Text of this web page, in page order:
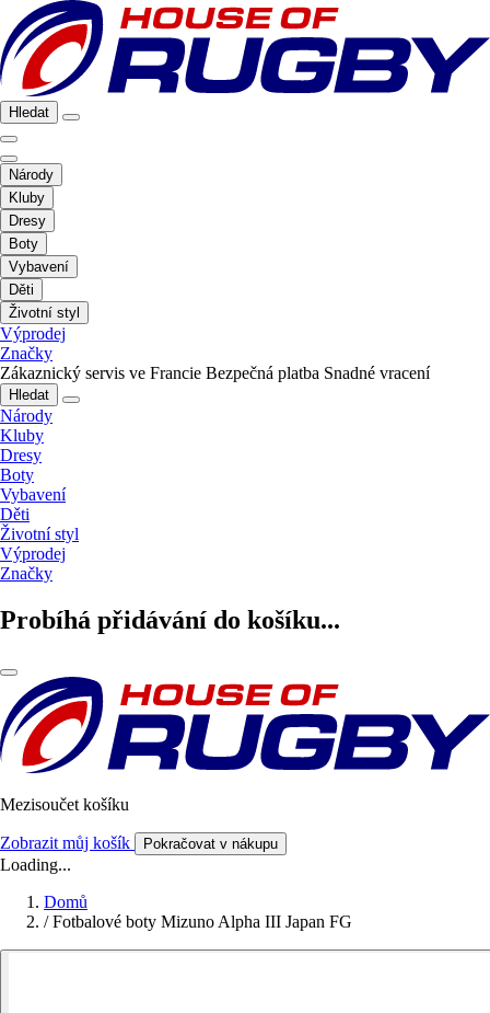
Hledat
Národy
Kluby
Dresy
Boty
Vybavení
Děti
Životní styl
Výprodej
Značky
Zákaznický servis ve Francie Bezpečná platba Snadné vracení
Hledat
Národy
Kluby
Dresy
Boty
Vybavení
Děti
Životní styl
Výprodej
Značky
Probíhá přidávání do košíku...
Mezisoučet košíku
Zobrazit můj košík Pokračovat v nákupu
Loading...
Domů
/ Fotbalové boty Mizuno Alpha III Japan FG